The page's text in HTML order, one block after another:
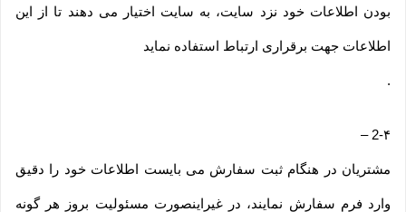
بودن اطلاعات خود نزد سایت، به سایت اختیار می دهند تا از این
اطلاعات جهت برقراری ارتباط استفاده نماید
.
2-۴ –
مشتریان در هنگام ثبت سفارش می بایست اطلاعات خود را دقیق
وارد فرم سفارش نمایند، در غیراینصورت مسئولیت بروز هر گونه